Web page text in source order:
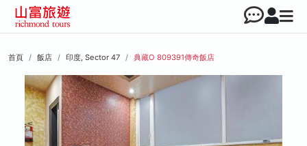
首頁 飯店 印度, Sector 47 典藏O 809391傳奇飯店